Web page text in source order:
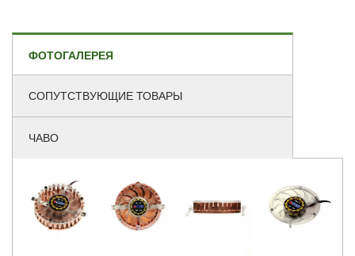
ФОТОГАЛЕРЕЯ
СОПУТСТВУЮЩИЕ ТОВАРЫ
ЧАВО